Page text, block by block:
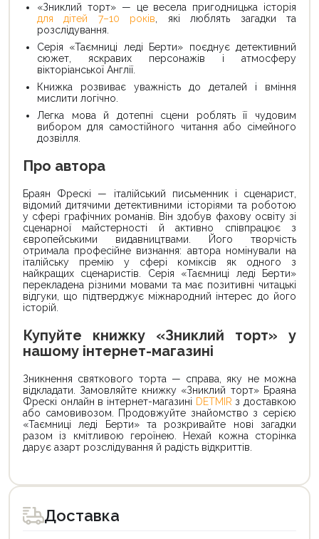
«Зниклий торт» — це весела пригодницька історія
для дітей 7–10 років, які люблять загадки та
розслідування.
Серія «Таємниці леді Берти» поєднує детективний
сюжет, яскравих персонажів і атмосферу
вікторіанської Англії.
Книжка розвиває уважність до деталей і вміння
мислити логічно.
Легка мова й дотепні сцени роблять її чудовим
вибором для самостійного читання або сімейного
дозвілля.
Про автора
Браян Фрескі — італійський письменник і сценарист,
відомий дитячими детективними історіями та роботою
у сфері графічних романів. Він здобув фахову освіту зі
сценарної майстерності й активно співпрацює з
європейськими видавництвами. Його творчість
отримала професійне визнання: автора номінували на
італійську премію у сфері коміксів як одного з
найкращих сценаристів. Серія «Таємниці леді Берти»
перекладена різними мовами та має позитивні читацькі
відгуки, що підтверджує міжнародний інтерес до його
історій.
Купуйте книжку «Зниклий торт» у
нашому інтернет-магазині
Зникнення святкового торта — справа, яку не можна
відкладати. Замовляйте книжку «Зниклий торт» Браяна
Фрескі онлайн в інтернет-магазині DETMIR з доставкою
або самовивозом. Продовжуйте знайомство з серією
«Таємниці леді Берти» та розкривайте нові загадки
разом із кмітливою героїнею. Нехай кожна сторінка
дарує азарт розслідування й радість відкриттів.
Доставка